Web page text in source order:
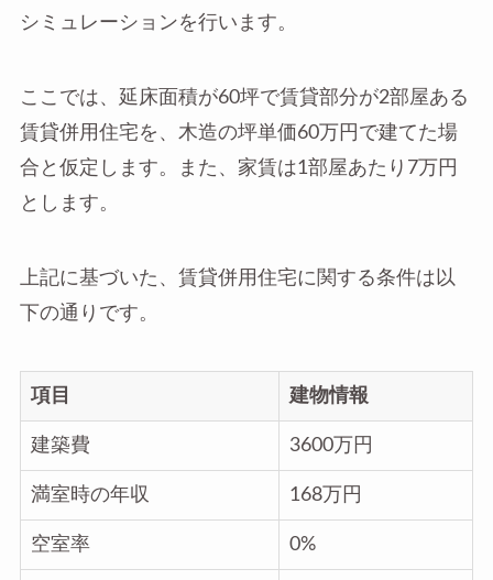
シミュレーションを行います。
ここでは、延床面積が60坪で賃貸部分が2部屋ある
賃貸併用住宅を、木造の坪単価60万円で建てた場
合と仮定します。また、家賃は1部屋あたり7万円
とします。
上記に基づいた、賃貸併用住宅に関する条件は以
下の通りです。
項目 建物情報
建築費 3600万円
満室時の年収 168万円
空室率 0%